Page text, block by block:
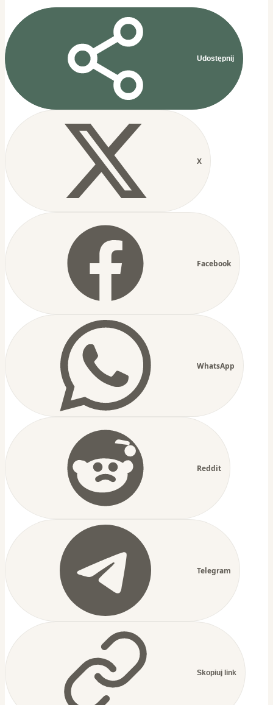
Udostępnij
X
Facebook
WhatsApp
Reddit
Telegram
Skopiuj link